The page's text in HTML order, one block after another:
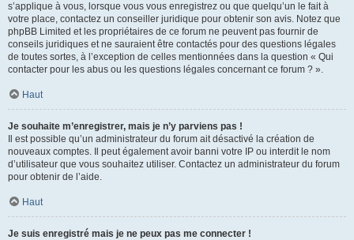
s’applique à vous, lorsque vous vous enregistrez ou que quelqu’un le fait à
votre place, contactez un conseiller juridique pour obtenir son avis. Notez que
phpBB Limited et les propriétaires de ce forum ne peuvent pas fournir de
conseils juridiques et ne sauraient être contactés pour des questions légales
de toutes sortes, à l’exception de celles mentionnées dans la question « Qui
contacter pour les abus ou les questions légales concernant ce forum ? ».
Haut
Je souhaite m’enregistrer, mais je n’y parviens pas !
Il est possible qu’un administrateur du forum ait désactivé la création de
nouveaux comptes. Il peut également avoir banni votre IP ou interdit le nom
d’utilisateur que vous souhaitez utiliser. Contactez un administrateur du forum
pour obtenir de l’aide.
Haut
Je suis enregistré mais je ne peux pas me connecter !